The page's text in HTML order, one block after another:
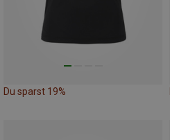
Du sparst 19%